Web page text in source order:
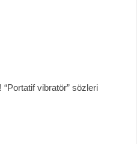
“Portatif vibratör” sözleri